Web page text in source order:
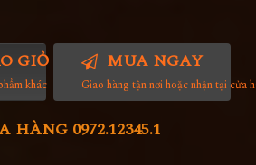
GIỎ HÀNG
khác
MUA NGAY
Giao hàng tận nơi hoặc nhận tại cửa
0972.12345.1